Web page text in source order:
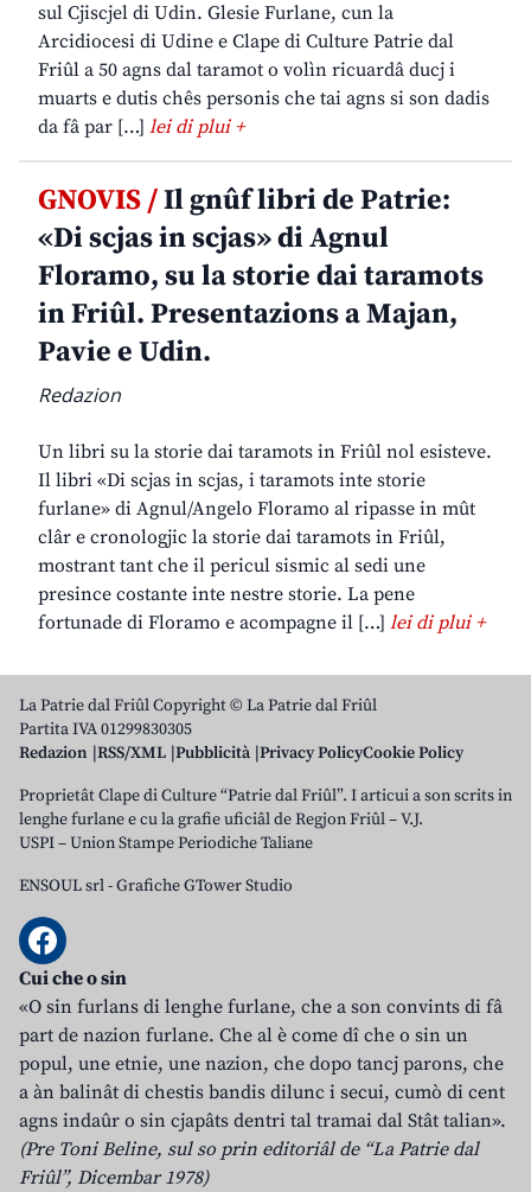
sul Cjiscjel di Udin. Glesie Furlane, cun la
Arcidiocesi di Udine e Clape di Culture Patrie dal
Friûl a 50 agns dal taramot o volìn ricuardâ ducj i
muarts e dutis chês personis che tai agns si son dadis
da fâ par […] lei di plui +
GNOVIS /Il gnûf libri de Patrie:
«Di scjas in scjas» di Agnul
Floramo, su la storie dai taramots
in Friûl. Presentazions a Majan,
Pavie e Udin.
Redazion
Un libri su la storie dai taramots in Friûl nol esisteve.
Il libri «Di scjas in scjas, i taramots inte storie
furlane» di Agnul/Angelo Floramo al ripasse in mût
clâr e cronologjic la storie dai taramots in Friûl,
mostrant tant che il pericul sismic al sedi une
presince costante inte nestre storie. La pene
fortunade di Floramo e acompagne il […] lei di plui +
La Patrie dal Friûl Copyright © La Patrie dal Friûl
Partita IVA 01299830305
Redazion RSS/XML Pubblicità Privacy PolicyCookie Policy
Proprietât Clape di Culture “Patrie dal Friûl”. I articui a son scrits in
lenghe furlane e cu la grafie uficiâl de Regjon Friûl – V.J.
USPI – Union Stampe Periodiche Taliane
ENSOUL srl-Grafiche GTower Studio
Cui che o sin
«O sin furlans di lenghe furlane, che a son convints di fâ
part de nazion furlane. Che al è come dî che o sin un
popul, une etnie, une nazion, che dopo tancj parons, che
a àn balinât di chestis bandis dilunc i secui, cumò di cent
agns indaûr o sin cjapâts dentri tal tramai dal Stât talian».
(Pre Toni Beline, sul so prin editoriâl de “La Patrie dal
Friûl”, Dicembar 1978)